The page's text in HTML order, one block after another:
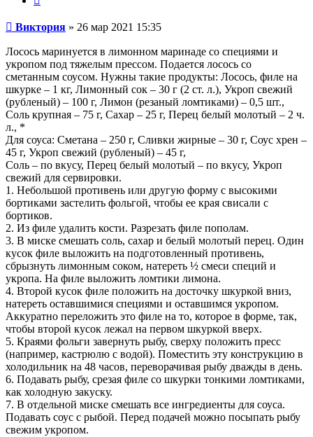
Сообщение
Виктория » 26 мар 2021 15:35
Лосось маринуется в лимонном маринаде со специями и
укропом под тяжелым прессом. Подается лосось со
сметанным соусом. Нужны такие продукты: Лосось, филе на
шкурке – 1 кг, Лимонный сок – 30 г (2 ст. л.), Укроп свежий
(рубленый) – 100 г, Лимон (резаный ломтиками) – 0,5 шт.,
Соль крупная – 75 г, Сахар – 25 г, Перец белый молотый – 2 ч.
л., *
Для соуса: Сметана – 250 г, Сливки жирные – 30 г, Соус хрен –
45 г, Укроп свежий (рубленый) – 45 г,
Соль – по вкусу, Перец белый молотый – по вкусу, Укроп
свежий для сервировки.
1. Небольшой противень или другую форму с высокими
бортиками застелить фольгой, чтобы ее края свисали с
бортиков.
2. Из филе удалить кости. Разрезать филе пополам.
3. В миске смешать соль, сахар и белый молотый перец. Один
кусок филе выложить на подготовленный противень,
сбрызнуть лимонным соком, натереть ½ смеси специй и
укропа. На филе выложить ломтики лимона.
4. Второй кусок филе положить на досточку шкуркой вниз,
натереть оставшимися специями и оставшимся укропом.
Аккуратно переложить это филе на то, которое в форме, так,
чтобы второй кусок лежал на первом шкуркой вверх.
5. Краями фольги завернуть рыбу, сверху положить пресс
(например, кастрюлю с водой). Поместить эту конструкцию в
холодильник на 48 часов, переворачивая рыбу дважды в день.
6. Подавать рыбу, срезая филе со шкурки тонкими ломтиками,
как холодную закуску.
7. В отдельной миске смешать все ингредиенты для соуса.
Подавать соус с рыбой. Перед подачей можно посыпать рыбу
свежим укропом.